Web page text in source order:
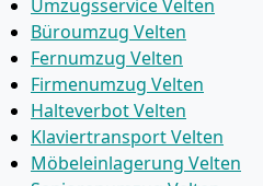
Umzugsservice Velten
Büroumzug Velten
Fernumzug Velten
Firmenumzug Velten
Halteverbot Velten
Klaviertransport Velten
Möbeleinlagerung Velten